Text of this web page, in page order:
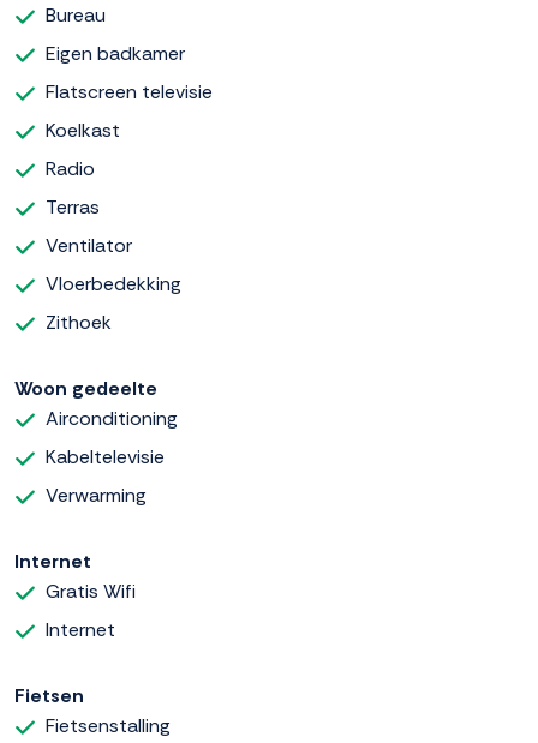
Bureau
Eigen badkamer
Flatscreen televisie
Koelkast
Radio
Terras
Ventilator
Vloerbedekking
Zithoek
Woon gedeelte
Airconditioning
Kabeltelevisie
Verwarming
Internet
Gratis Wifi
Internet
Fietsen
Fietsenstalling